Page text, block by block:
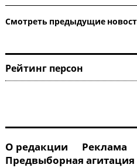
Смотреть
Рейтинг
О редакции
Реклама
Предвыборная агитация